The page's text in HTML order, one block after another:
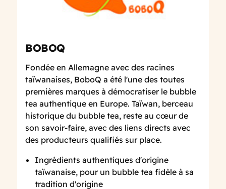
BOBOQ
Fondée en Allemagne avec des racines
taïwanaises, BoboQ a été l'une des toutes
premières marques à démocratiser le bubble
tea authentique en Europe. Taïwan, berceau
historique du bubble tea, reste au cœur de
son savoir-faire, avec des liens directs avec
des producteurs qualifiés sur place.
Ingrédients authentiques d'origine
taïwanaise, pour un bubble tea fidèle à sa
tradition d'origine